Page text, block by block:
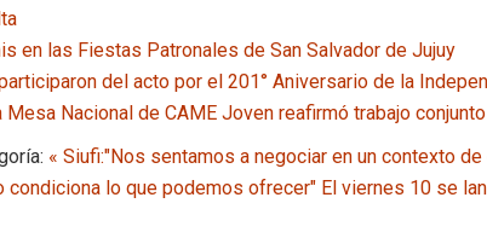
en las Fiestas Patronales de San Salvador de Jujuy
del acto por el 201° Aniversario de la
Mesa Nacional de CAME Joven reafirmó trabajo
« Siufi:"Nos sentamos a negociar en un contexto
condiciona lo que podemos ofrecer" El viernes 10 se